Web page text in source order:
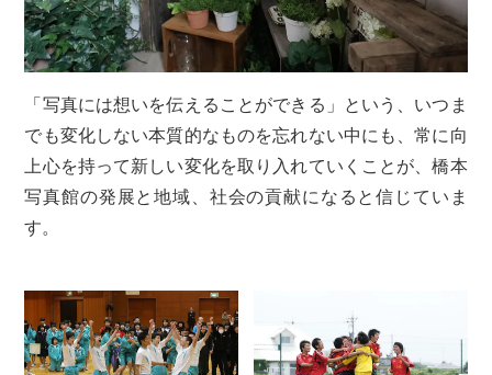
「写真には想いを伝えることができる」という、いつま
でも変化しない本質的なものを忘れない中にも、常に向
上心を持って新しい変化を取り入れていくことが、橋本
写真館の発展と地域、社会の貢献になると信じていま
す。